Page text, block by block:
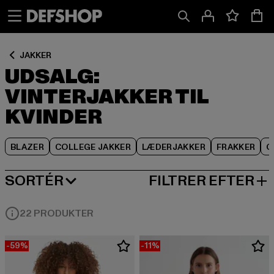
JAKKER
UDSALG:
VINTERJAKKER TIL
KVINDER
BLAZER COLLEGE JAKKER LÆDERJAKKER FRAKKER
SORTÉR
MEST POPULÆRE FILTRER EFTER
22 PRODUKTER
-59% -11%